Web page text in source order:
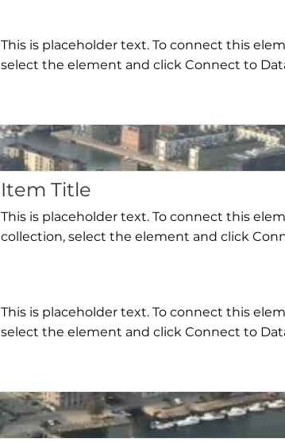
This is placeholder text. To connect this
select the element and click Connect to
Item Title
This is placeholder text. To connect this
collection, select the element and click
This is placeholder text. To connect this
select the element and click Connect to